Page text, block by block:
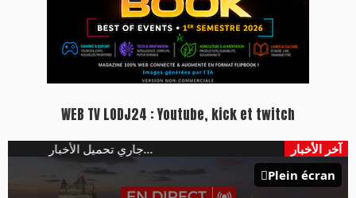
WEB TV LODJ24 : Youtube, kick et twitch
آخر الأخبار
جاري تحميل الأخبار...
Plein écran